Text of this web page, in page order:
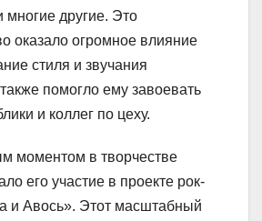
многие другие. Это
оказало огромное влияние
стиля и звучания
помогло ему завоевать
и коллег по цеху.
моментом в творчестве
его участие в проекте рок-
и Авось». Этот масштабный